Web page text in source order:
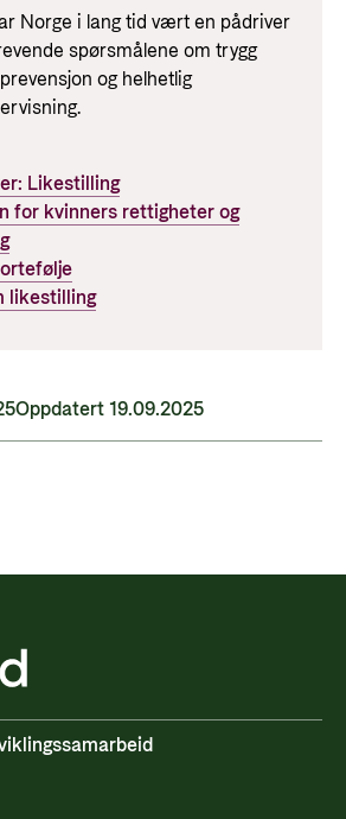
Norge i lang tid vært en pådriver
spørsmålene om trygg
og helhetlig
Likestilling
for kvinners rettigheter og
likestilling
Oppdatert 19.09.2025